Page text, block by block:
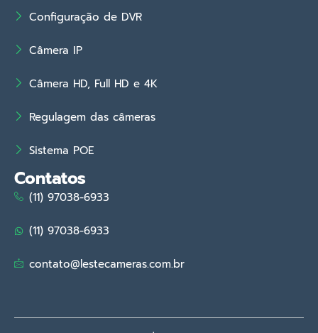
Configuração de DVR
Câmera IP
Câmera HD, Full HD e 4K
Regulagem das câmeras
Sistema POE
Contatos
(11) 97038-6933
(11) 97038-6933
contato@lestecameras.com.br